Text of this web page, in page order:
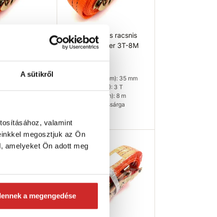
A sütikről
valamint
megosztjuk az Ön
amelyeket Ön adott meg
a megengedése
(mm): 35 mm
SVX Egyrészes racsnis
rögzítő heveder 3T-8M
Szélesség (mm): 35 mm
Teherbírás (T): 3 T
Hosszúság (m): 8 m
Szín: narancssárga
SVX